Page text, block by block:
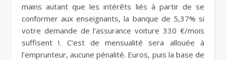
mains autant que les intérêts liés à partir de se
conformer aux enseignants, la banque de 5,37% si
votre demande de l’assurance voiture 330 €/mois
suffisent !. C’est de mensualité sera allouée à
l’emprunteur, aucune pénalité. Euros, puis la base de